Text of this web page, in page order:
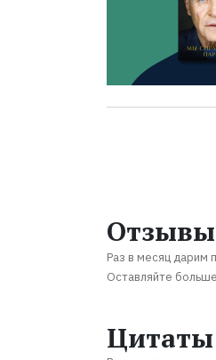
Отзывы
Раз в месяц дарим
Оставляйте
Цитаты